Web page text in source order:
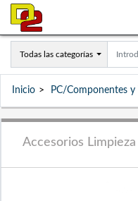
Todas las categorías
Inicio PC/Componentes y
Accesorios Limpieza